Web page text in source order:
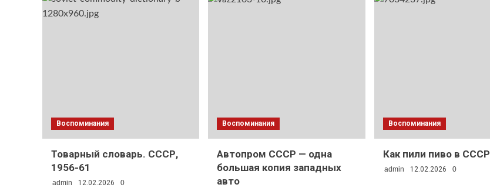
Воспоминания
Товарный словарь. СССР,
1956-61
admin 12.02.2026 0
Воспоминания
Автопром СССР — одна
большая копия западных
авто
Воспоминания
Как пили пиво в СССР
admin 12.02.2026 0